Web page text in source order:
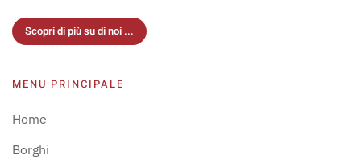
Scopri di più su di noi ...
MENU PRINCIPALE
Home
Borghi